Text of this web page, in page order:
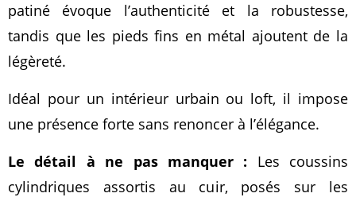
patiné évoque l’authenticité et la robustesse,
tandis que les pieds fins en métal ajoutent de la
légèreté.
Idéal pour un intérieur urbain ou loft, il impose
une présence forte sans renoncer à l’élégance.
Le détail à ne pas manquer : Les coussins
cylindriques assortis au cuir, posés sur les